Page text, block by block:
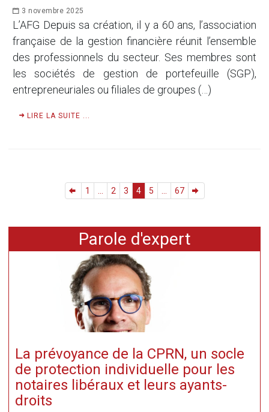
3 novembre 2025
L’AFG Depuis sa création, il y a 60 ans, l’association
française de la gestion financière réunit l’ensemble
des professionnels du secteur. Ses membres sont
les sociétés de gestion de portefeuille (SGP),
entrepreneuriales ou filiales de groupes (…)
LIRE LA SUITE ...
1 ... 2 3 4 5 ... 67
Parole d'expert
La prévoyance de la CPRN, un socle
de protection individuelle pour les
notaires libéraux et leurs ayants-
droits